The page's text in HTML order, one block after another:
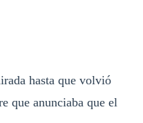
hasta que volvió
que anunciaba que el